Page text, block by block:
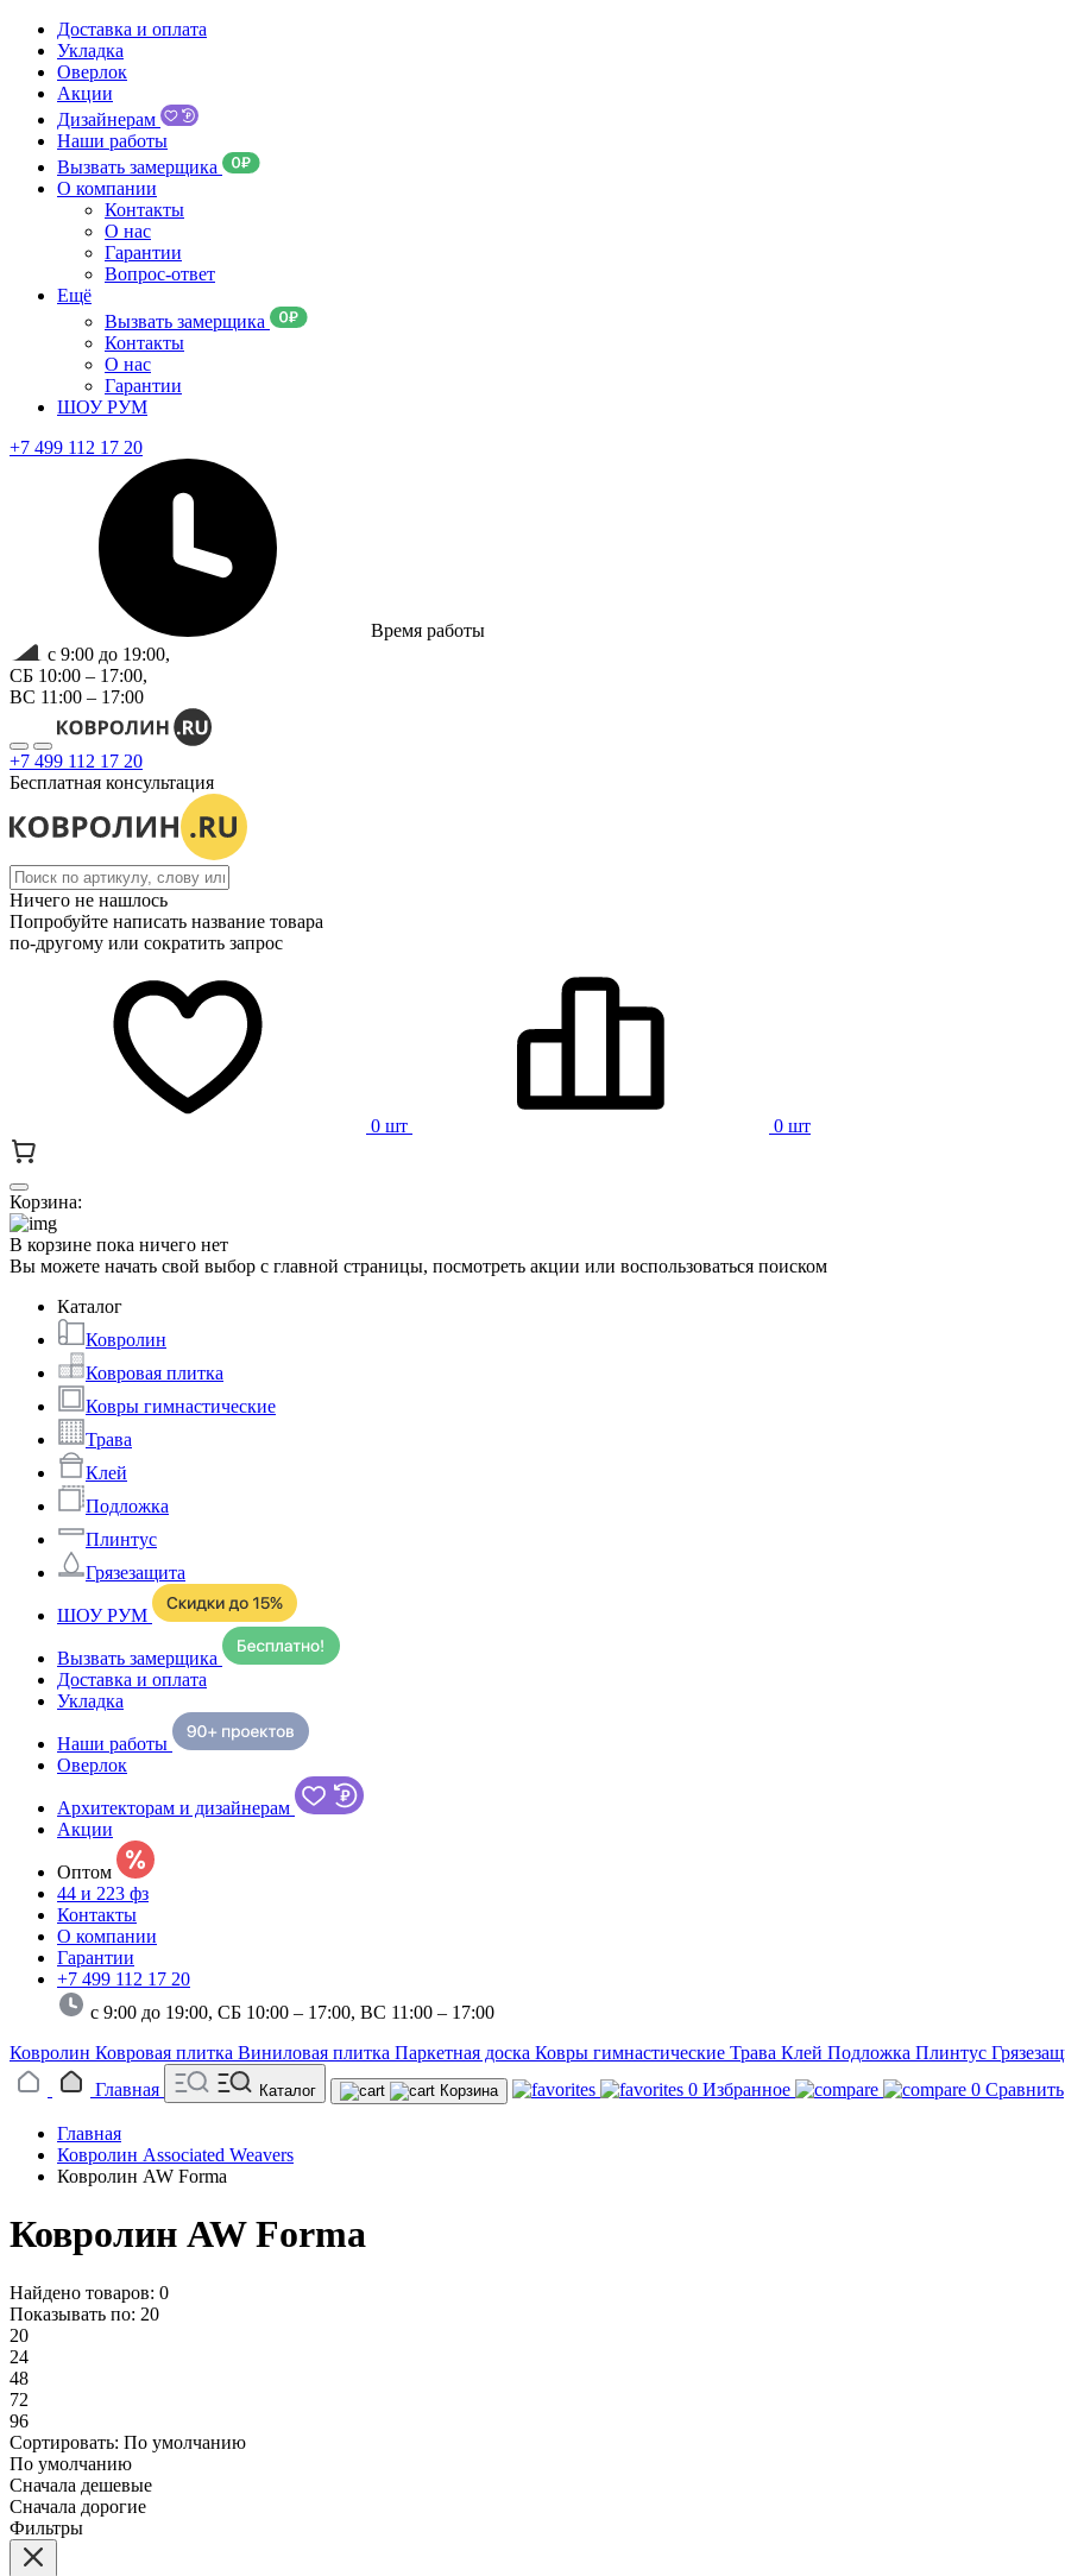
Доставка и оплата
Укладка
Оверлок
Акции
Дизайнерам
Наши работы
Вызвать замерщика
О компании
Контакты
О нас
Гарантии
Вопрос-ответ
Ещё
Вызвать замерщика
Контакты
О нас
Гарантии
ШОУ РУМ
+7 499 112 17 20
Время работы
с 9:00 до 19:00,
СБ 10:00 – 17:00,
ВС 11:00 – 17:00
+7 499 112 17 20
Бесплатная консультация
Ничего не нашлось
Попробуйте написать название товара
по-другому или сократить запрос
0 шт 0 шт
Корзина:
В корзине пока ничего нет
Вы можете начать свой выбор с главной страницы, посмотреть акции или воспользоваться поиском
Каталог
Ковролин
Ковровая плитка
Ковры гимнастические
Трава
Клей
Подложка
Плинтус
Грязезащита
ШОУ РУМ
Вызвать замерщика
Доставка и оплата
Укладка
Наши работы
Оверлок
Архитекторам и дизайнерам
Акции
Оптом
44 и 223 фз
Контакты
О компании
Гарантии
+7 499 112 17 20
с 9:00 до 19:00, СБ 10:00 – 17:00, ВС 11:00 – 17:00
Ковролин Ковровая плитка Виниловая плитка Паркетная доска Ковры гимнастические Трава Клей Подложка Плинтус
Главная
Каталог Корзина 0 Избранное 0 Сравнить
Главная
Ковролин Associated Weavers
Ковролин AW Forma
Ковролин AW Forma
Найдено товаров: 0
Показывать по: 20
20
24
48
72
96
Сортировать: По умолчанию
По умолчанию
Сначала дешевые
Сначала дорогие
Фильтры